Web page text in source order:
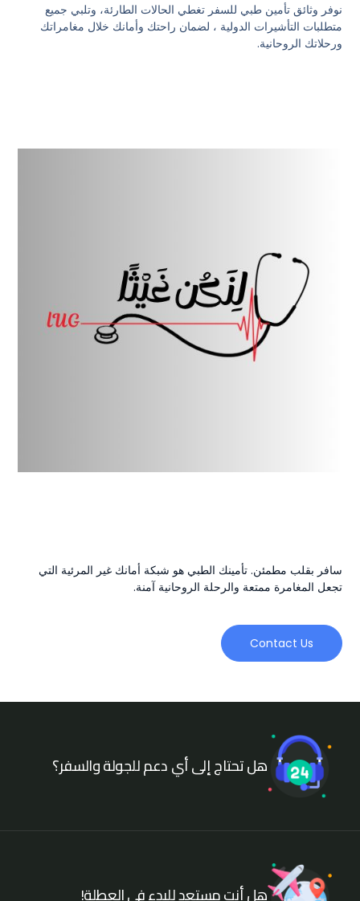
نوفر وثائق تأمين طبي للسفر تغطي الحالات الطارئة، وتلبي جميع
متطلبات التأشيرات الدولية ، لضمان راحتك وأمانك خلال مغامراتك
ورحلاتك الروحانية.
سافر بقلب مطمئن. تأمينك الطبي هو شبكة أمانك غير المرئية التي
تجعل المغامرة ممتعة والرحلة الروحانية آمنة.
Contact Us
هل تحتاج إلى أي دعم للجولة والسفر؟
هل أنت مستعد للبدء في العطلة!